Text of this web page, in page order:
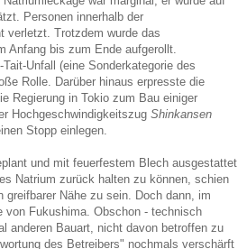
Personen innerhalb der
verletzt. Trotzdem wurde das
Anfang bis zum Ende aufgerollt.
Unfall (eine Sonderkategorie des
Rolle. Darüber hinaus erpresste die
Regierung in Tokio zum Bau einiger
Hochgeschwindigkeitszug Shinkansen
Stopp einlegen.
und mit feuerfestem Blech ausgestattet
Natrium zurück halten zu können, schien
greifbarer Nähe zu sein. Doch dann, im
von Fukushima. Obschon - technisch
anderen Bauart, nicht davon betroffen zu
des Betreibers" nochmals verschärft